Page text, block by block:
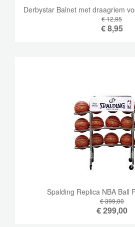
Derbystar Balnet met draagriem
€ 12,95
€8,95
Spalding Replica NBA Ball
€ 399,00
€299,00